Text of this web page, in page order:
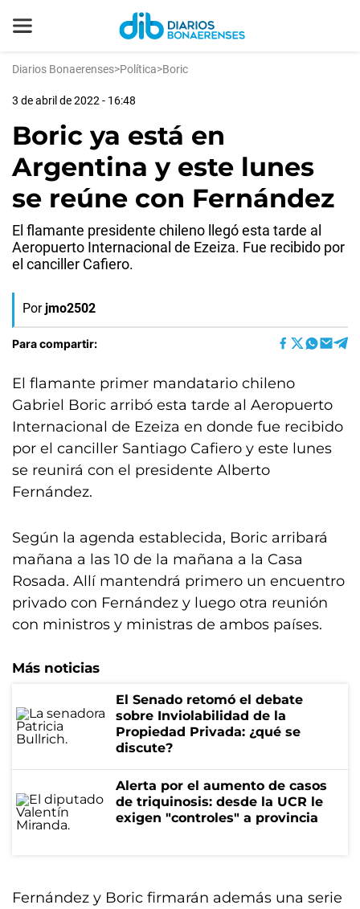
Diarios Bonaerenses>Política>Boric
3 de abril de 2022 - 16:48
Boric ya está en
Argentina y este lunes
se reúne con Fernández
El flamante presidente chileno llegó esta tarde al
Aeropuerto Internacional de Ezeiza. Fue recibido por
el canciller Cafiero.
Por jmo2502
Para compartir:
El flamante primer mandatario chileno
Gabriel Boric arribó esta tarde al Aeropuerto
Internacional de Ezeiza en donde fue recibido
por el canciller Santiago Cafiero y este lunes
se reunirá con el presidente Alberto
Fernández.
Según la agenda establecida, Boric arribará
mañana a las 10 de la mañana a la Casa
Rosada. Allí mantendrá primero un encuentro
privado con Fernández y luego otra reunión
con ministros y ministras de ambos países.
Más noticias
El Senado retomó el debate
sobre Inviolabilidad de la
Propiedad Privada: ¿qué se
discute?
Alerta por el aumento de casos
de triquinosis: desde la UCR le
exigen "controles" a provincia
Fernández y Boric firmarán además una serie